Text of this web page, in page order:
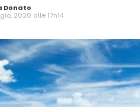
Donato
2020 alle 17h14